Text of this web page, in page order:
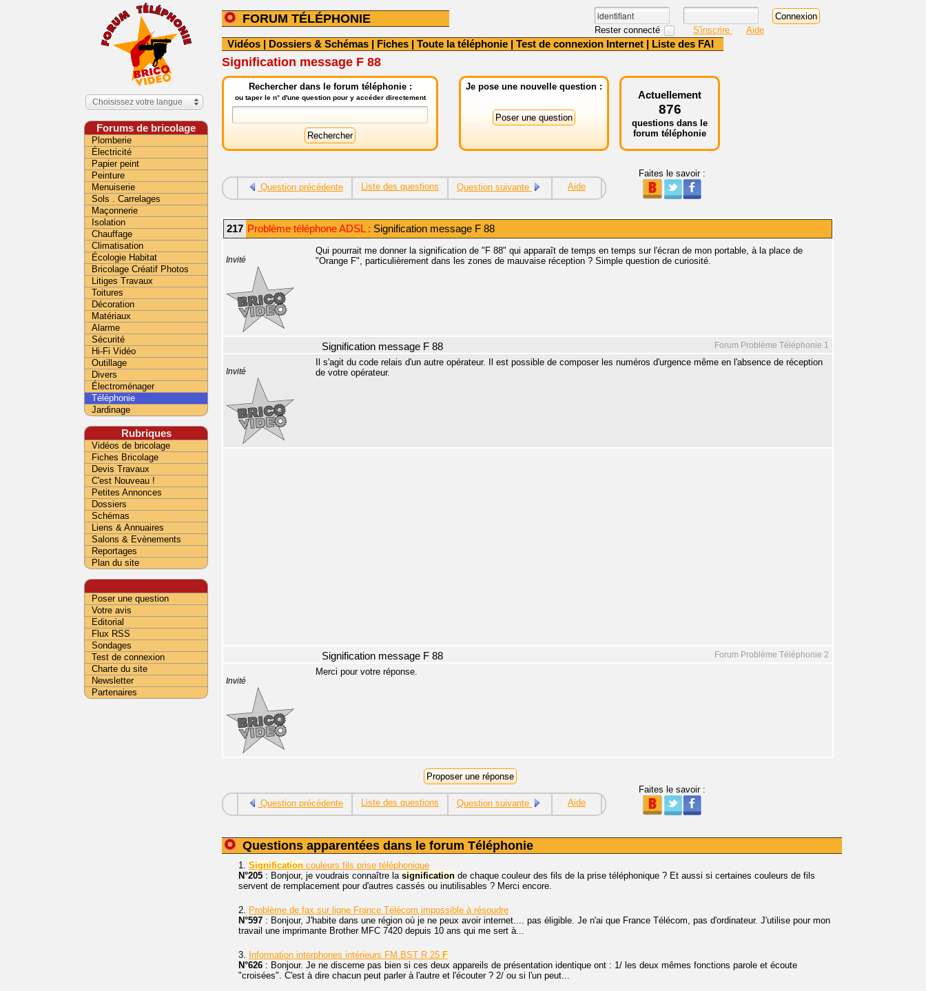
FORUM TÉLÉPHONIE
Rester connecté S'inscrire Aide
Vidéos | Dossiers & Schémas | Fiches | Toute la téléphonie | Test de connexion Internet | Liste des FAI
Signification message F 88
Rechercher dans le forum téléphonie :
ou taper le n° d'une question pour y accéder directement
Je pose une nouvelle question :
Actuellement
876
questions dans le
forum téléphonie
Question précédente Liste des questions Question suivante Aide
Faites le savoir :
217 Problème téléphone ADSL : Signification message F 88
Invité
Qui pourrait me donner la signification de "F 88" qui apparaît de temps en temps sur l'écran de mon portable, à la place de
"Orange F", particulièrement dans les zones de mauvaise réception ? Simple question de curiosité.
Forum Problème Téléphonie 1
Signification message F 88
Invité
Il s'agit du code relais d'un autre opérateur. Il est possible de composer les numéros d'urgence même en l'absence de réception
de votre opérateur.
Forum Problème Téléphonie 2
Signification message F 88
Invité
Merci pour votre réponse.
Question précédente Liste des questions Question suivante Aide
Faites le savoir :
Questions apparentées dans le forum Téléphonie
1. Signification couleurs fils prise téléphonique
N°205 : Bonjour, je voudrais connaître la signification de chaque couleur des fils de la prise téléphonique ? Et aussi si certaines couleurs de fils
servent de remplacement pour d'autres cassés ou inutilisables ? Merci encore.
2. Problème de fax sur ligne France Télécom impossible à résoudre
N°597 : Bonjour, J'habite dans une région où je ne peux avoir internet.... pas éligible. Je n'ai que France Télécom, pas d'ordinateur. J'utilise pour mon
travail une imprimante Brother MFC 7420 depuis 10 ans qui me sert à...
3. Information interphones intérieurs FM BST R 25 F
N°626 : Bonjour. Je ne discerne pas bien si ces deux appareils de présentation identique ont : 1/ les deux mêmes fonctions parole et écoute
"croisées". C'est à dire chacun peut parler à l'autre et l'écouter ? 2/ ou si l'un peut...
Choisissez votre langue
Forums de bricolage
Plomberie
Électricité
Papier peint
Peinture
Menuiserie
Sols . Carrelages
Maçonnerie
Isolation
Chauffage
Climatisation
Écologie Habitat
Bricolage Créatif Photos
Litiges Travaux
Toitures
Décoration
Matériaux
Alarme
Sécurité
Hi-Fi Vidéo
Outillage
Divers
Électroménager
Téléphonie
Jardinage
Rubriques
Vidéos de bricolage
Fiches Bricolage
Devis Travaux
C'est Nouveau !
Petites Annonces
Dossiers
Schémas
Liens & Annuaires
Salons & Evènements
Reportages
Plan du site
Poser une question
Votre avis
Editorial
Flux RSS
Sondages
Test de connexion
Charte du site
Newsletter
Partenaires